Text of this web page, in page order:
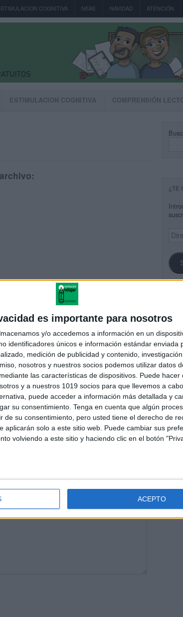
es importante para nosotros
y/o accedemos a información en un
identificadores únicos e información estándar enviada
medición de publicidad y contenido,
nosotros y nuestros socios podemos utilizar datos
las características de dispositivos. Puede hacer
y a nuestros 1019 socios para que llevemos a
puede acceder a información más detallada y
su consentimiento. Tenga en cuenta que algún
de su consentimiento, pero usted tiene el derecho de
aplicarán solo a este sitio web. Puede cambiar sus
volviendo a este sitio y haciendo clic en el botón
ACEPTO
COGNITIVA NEAE NAVIDAD ATENCIÓN
ESTIMULACION COGNITIVA COMPRENSIÓN
¿TE
de